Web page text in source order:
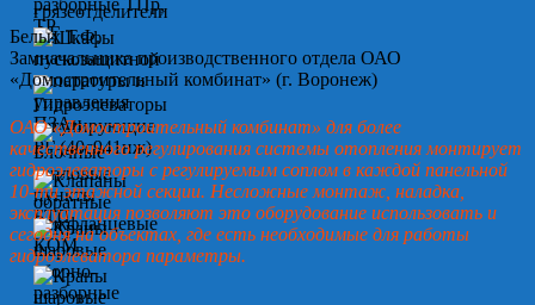
Белых Т.Ф.
Замначальника производственного отдела ОАО
«Домостроительный комбинат» (г. Воронеж)
ОАО «Домостроительный комбинат» для более
качественного регулирования системы отопления монтирует
гидроэлеваторы с регулируемым соплом в каждой панельной
10-ти этажной секции. Несложные монтаж, наладка,
эксплуатация позволяют это оборудование использовать и
сегодня на объектах, где есть необходимые для работы
гидроэлеватора параметры.